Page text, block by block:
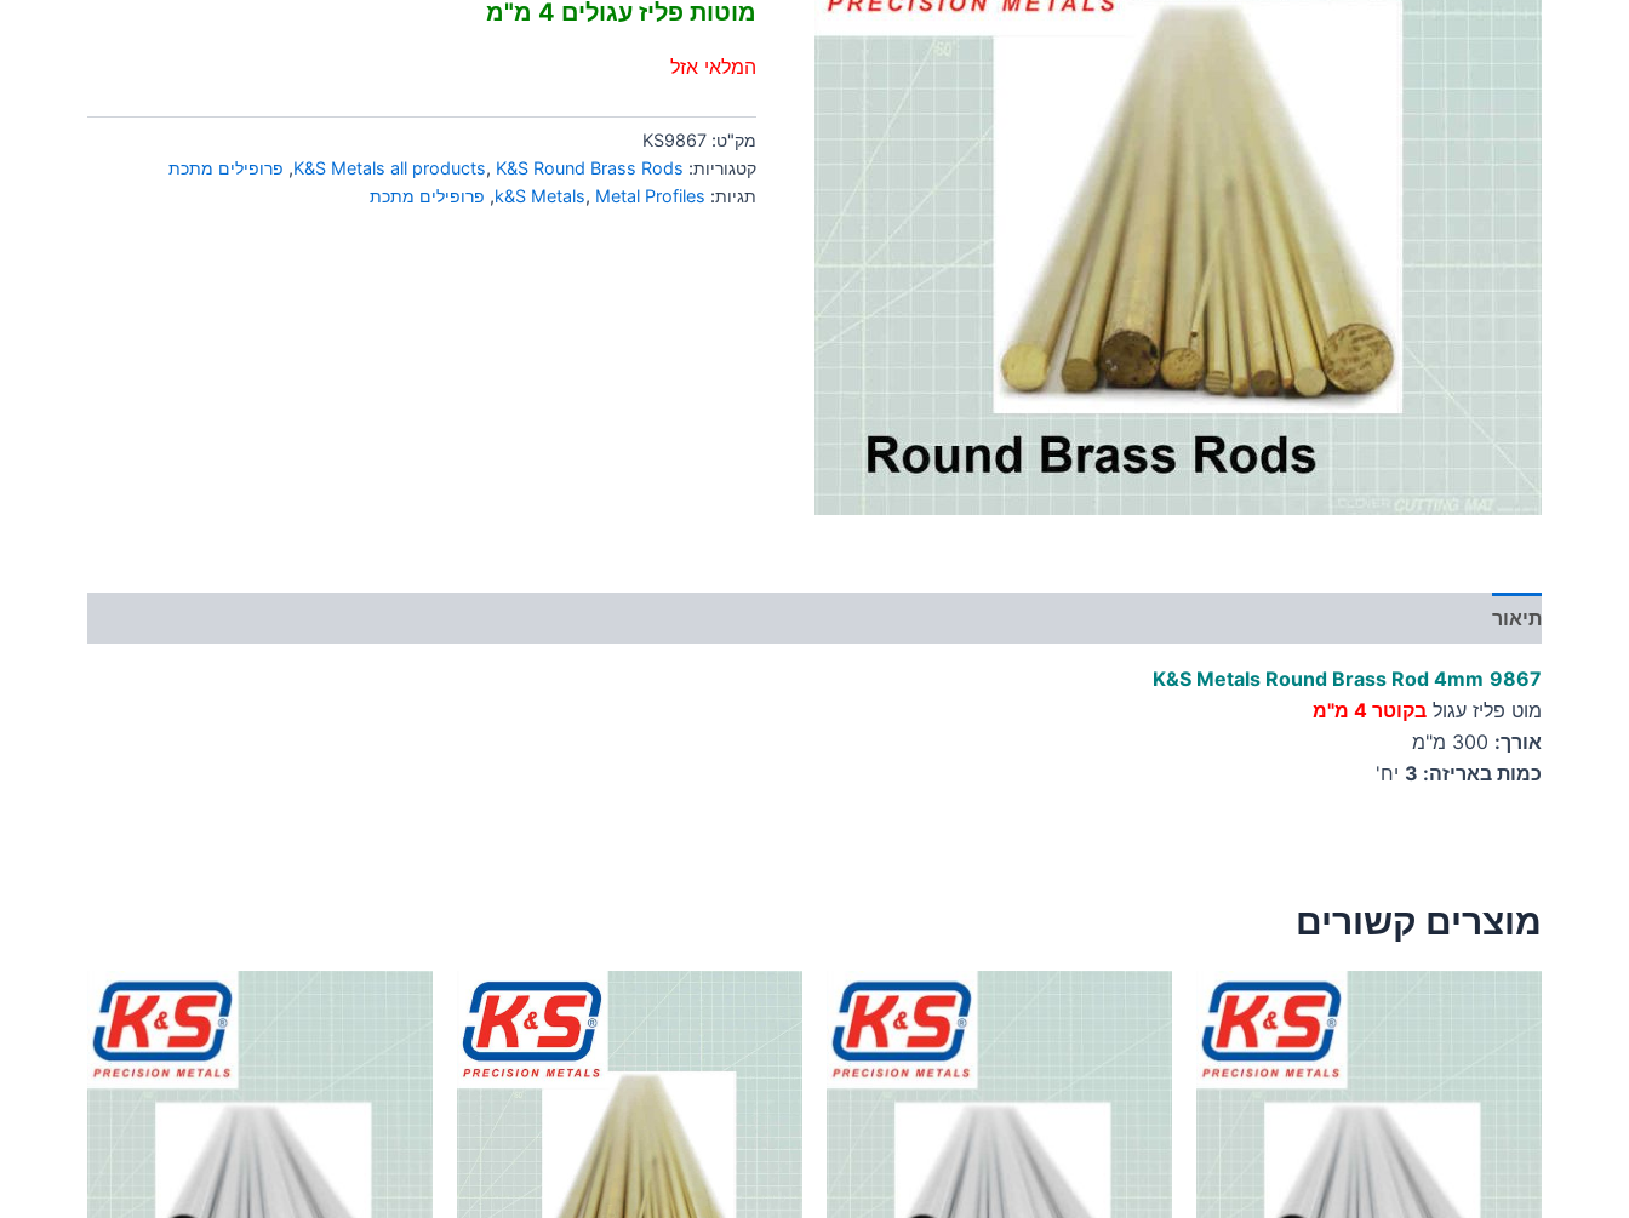
מוטות פליז עגולים 4 מ"מ
המלאי אזל
מק"ט: KS9867
קטגוריות:
K&S Metals all products, K&S Round Brass Rods
, פרופילים מתכת
תגיות:
k&S Metals, Metal Profiles
, פרופילים מתכת
תיאור
K&S Metals Round Brass Rod 4mm 9867
מוט פליז עגול בקוטר 4 מ"מ
אורך:
כמות באריזה: 3
יח'
מוצרים קשורים